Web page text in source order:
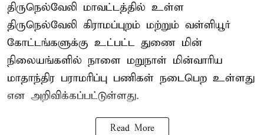
திருநெல்வேலி மாவட்டத்தில் உள்ள
திருநெல்வேலி கிராமப்புறம் மற்றும் வள்ளியூர்
கோட்டங்களுக்கு உட்பட்ட துணை மின்
நிலையங்களில் நாளை மறுநாள் மின்வாரிய
மாதாந்திர பராமரிப்பு பணிகள் நடைபெற உள்ளது
என அறிவிக்கப்பட்டுள்ளது.
Read More